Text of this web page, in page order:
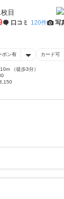
口コミ 120件 写
ポン有 カード可
（徒歩3分）